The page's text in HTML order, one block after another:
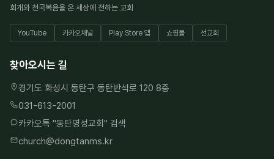
회개와 천국복음을 온 세상에 전하는 교회
YouTube 카카오채널 Play Store 앱 쇼핑몰 선교회
찾아오시는 길
경기도 화성시 동탄구 동탄반석로 120 8층
031-613-2001
카카오톡 "동탄명성교회" 검색
church@dongtanms.kr